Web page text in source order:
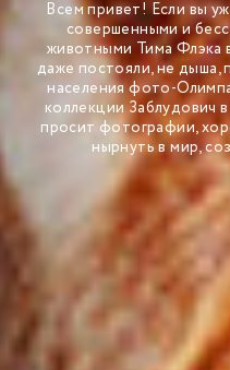
Всем привет! Если вы
совершенными и
животными Тима Флэка
даже постояли, не дыша,
населения фото-
коллекции Заблудович
просит фотографии,
нырнуть в мир,